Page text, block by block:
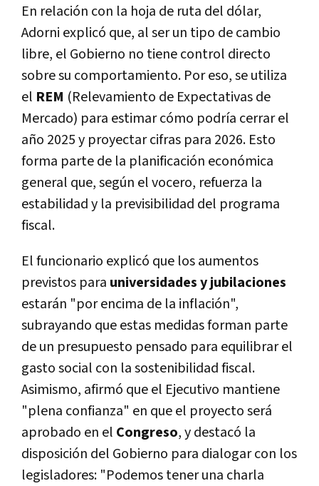
En relación con la hoja de ruta del dólar,
Adorni explicó que, al ser un tipo de cambio
libre, el Gobierno no tiene control directo
sobre su comportamiento. Por eso, se utiliza
el REM (Relevamiento de Expectativas de
Mercado) para estimar cómo podría cerrar el
año 2025 y proyectar cifras para 2026. Esto
forma parte de la planificación económica
general que, según el vocero, refuerza la
estabilidad y la previsibilidad del programa
fiscal.
El funcionario explicó que los aumentos
previstos para universidades y jubilaciones
estarán "por encima de la inflación",
subrayando que estas medidas forman parte
de un presupuesto pensado para equilibrar el
gasto social con la sostenibilidad fiscal.
Asimismo, afirmó que el Ejecutivo mantiene
"plena confianza" en que el proyecto será
aprobado en el Congreso, y destacó la
disposición del Gobierno para dialogar con los
legisladores: "Podemos tener una charla